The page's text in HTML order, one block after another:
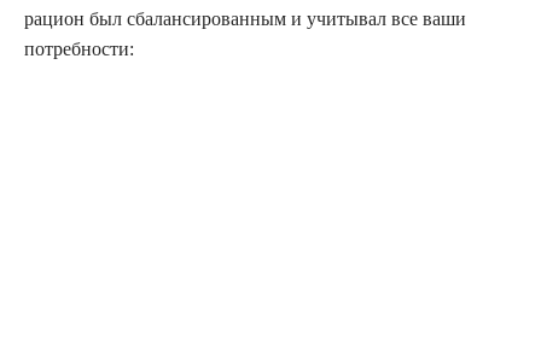
рацион был сбалансированным и учитывал все ваши
потребности: